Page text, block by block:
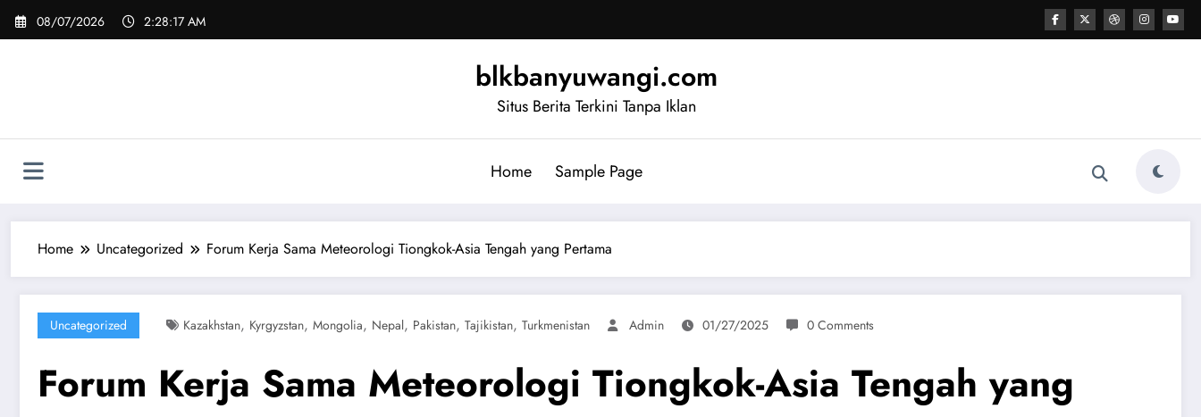
Skip
08/07/2026 2:28:19 AM
blkbanyuwangi.com
Situs Berita Terkini Tanpa Iklan
Home Sample Page
Home Uncategorized Forum Kerja Sama Meteorologi Tiongkok-Asia Tengah yang Pertama
Uncategorized Kazakhstan, Kyrgyzstan, Mongolia, Nepal, Pakistan, Tajikistan, Turkmenistan Admin 01/27/2025 0 Comments
Forum Kerja Sama Meteorologi Tiongkok-Asia Tengah yang